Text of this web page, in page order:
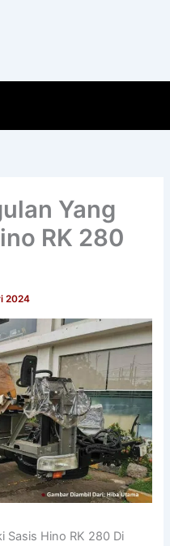
Yang
RK 280
2024
Sasis Hino RK 280 Di